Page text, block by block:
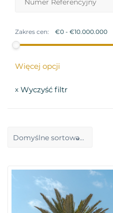
Zakres cen:
Więcej opcji
x Wyczyść filtr
Domyślne sortowanie